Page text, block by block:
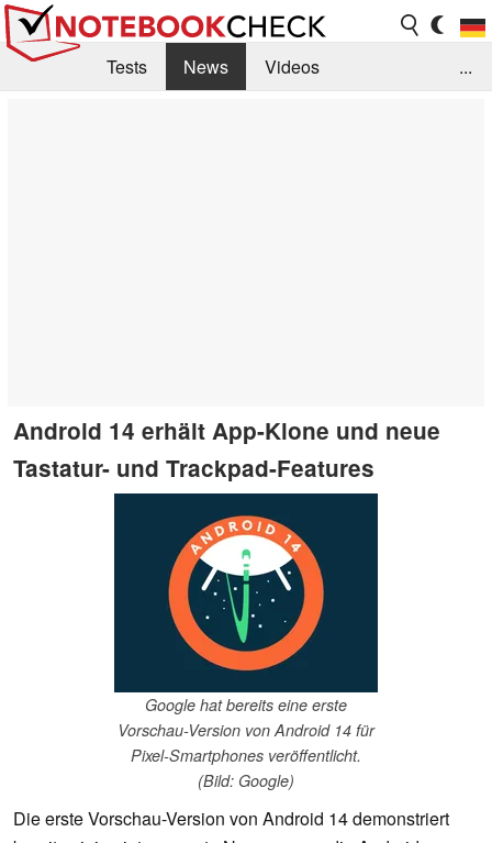
Tests News
Videos
...
Android 14 erhält App-Klone und neue
Tastatur- und Trackpad-Features
Google hat bereits eine erste
Vorschau-Version von Android 14 für
Pixel-Smartphones veröffentlicht.
(Bild: Google)
Die erste Vorschau-Version von Android 14 demonstriert